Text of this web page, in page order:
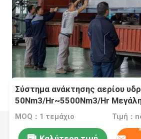
Σύστημα ανάκτησης αερίου
50Nm3/Hr~5500Nm3/Hr
MOQ：1 τεμάχιο Τιμή：